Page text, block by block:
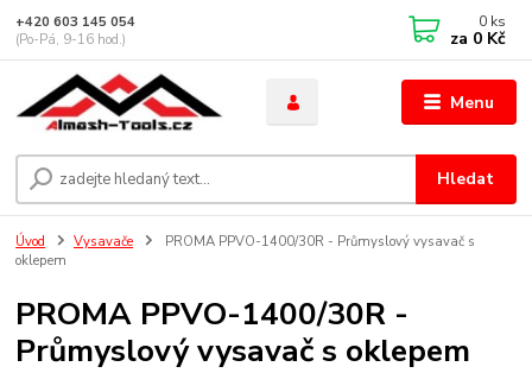
Menu
Hledat
+420 603 145 054
(Po-Pá, 9-16 hod.)
0 ks
za 0 Kč
Úvod Vysavače
PROMA PPVO-1400/30R - Průmyslový vysavač s
oklepem
PROMA PPVO-1400/30R -
Průmyslový vysavač s oklepem